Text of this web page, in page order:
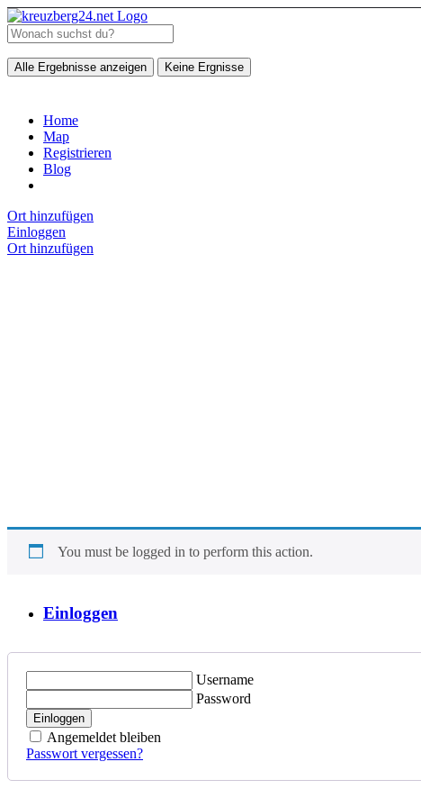
Alle Ergebnisse anzeigen Keine Ergnisse
Home
Map
Registrieren
Blog
Ort hinzufügen
Einloggen
Ort hinzufügen
You must be logged in to perform this action.
Einloggen
Username
Password
Einloggen
Angemeldet bleiben
Passwort vergessen?